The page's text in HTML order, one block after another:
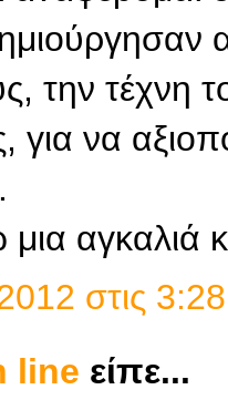
την τέχνη
να
αγκαλιά
στις
line είπε...